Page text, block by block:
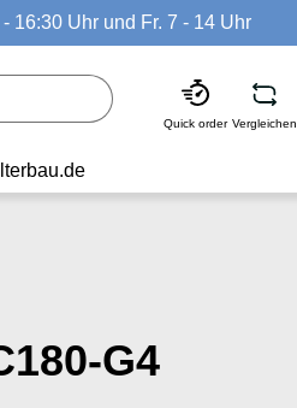
16:30 Uhr und Fr. 7 - 14 Uhr
Quick order Vergleichen
G4